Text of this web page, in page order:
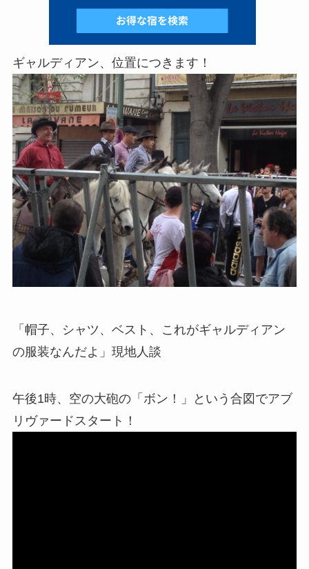
ギャルディアン、位置につきます！
「帽子、シャツ、ベスト、これがギャルディアン
の服装なんだよ」現地人談
午後1時、空の大砲の「ボン！」という合図でアブ
リヴァードスタート！